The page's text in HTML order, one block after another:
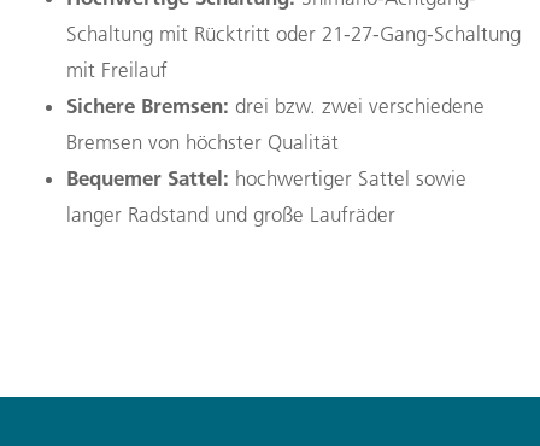
Schaltung mit Rücktritt oder 21-27-Gang-Schaltung
mit Freilauf
Sichere Bremsen: drei bzw. zwei verschiedene
Bremsen von höchster Qualität
Bequemer Sattel: hochwertiger Sattel sowie
langer Radstand und große Laufräder